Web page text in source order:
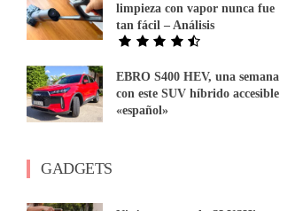
limpieza con vapor nunca fue
tan fácil – Análisis
EBRO S400 HEV, una semana
con este SUV híbrido accesible
«español»
GADGETS